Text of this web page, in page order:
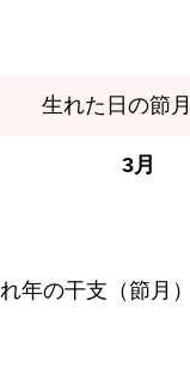
生れた日の節
3月
年の干支（節